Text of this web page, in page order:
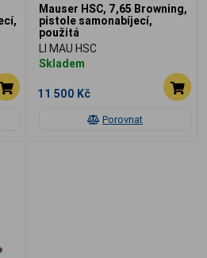
Porovnat
Mauser HSC, 7,65 Browning,
pistole samonabíjecí,
použitá
LI MAU HSC
Skladem
11 500 Kč